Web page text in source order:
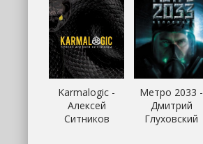
Karmalogic -
Алексей
Ситников
Метро 2033 -
Дмитрий
Глуховский